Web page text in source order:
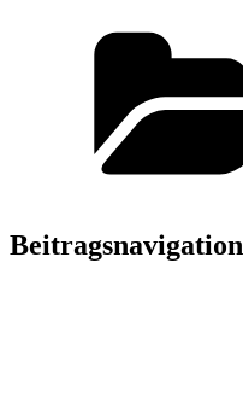
Beitragsnavigation